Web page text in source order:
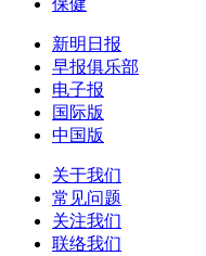
保健
新明日报
早报俱乐部
电子报
国际版
中国版
关于我们
常见问题
关注我们
联络我们